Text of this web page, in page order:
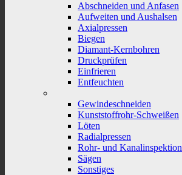
Abschneiden und Anfasen
Aufweiten und Aushalsen
Axialpressen
Biegen
Diamant-Kernbohren
Druckprüfen
Einfrieren
Entfeuchten
Gewindeschneiden
Kunststoffrohr-Schweißen
Löten
Radialpressen
Rohr- und Kanalinspektion
Sägen
Sonstiges